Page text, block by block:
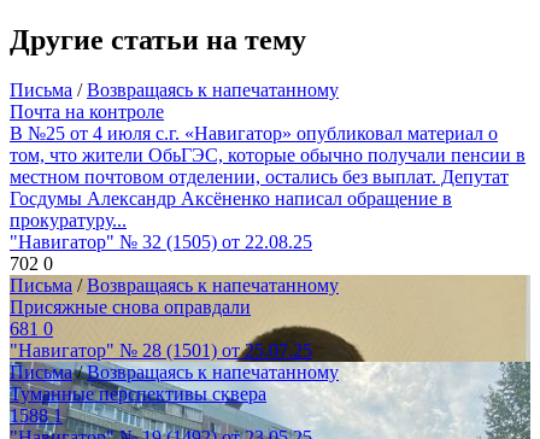
Другие статьи на тему
Письма /Возвращаясь к напечатанному
Почта на контроле
В №25 от 4 июля с.г. «Навигатор» опубликовал материал о
том, что жители ОбьГЭС, которые обычно получали пенсии в
местном почтовом отделении, остались без выплат. Депутат
Госдумы Александр Аксёненко написал обращение в
прокуратуру...
"Навигатор" № 32 (1505) от 22.08.25
702 0
Письма /Возвращаясь к напечатанному
Присяжные снова оправдали
681 0
"Навигатор" № 28 (1501) от 25.07.25
Письма/Возвращаясь к напечатанному
Туманные перспективы сквера
15881